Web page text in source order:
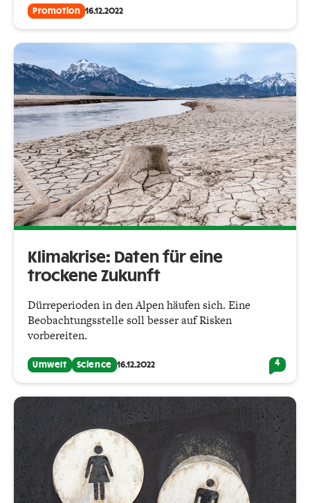
Promotion 16.12.2022
Klimakrise: Daten für eine
trockene Zukunft
Dürreperioden in den Alpen häufen sich. Eine
Beobachtungsstelle soll besser auf Risken
vorbereiten.
Umwelt Science 16.12.2022 4